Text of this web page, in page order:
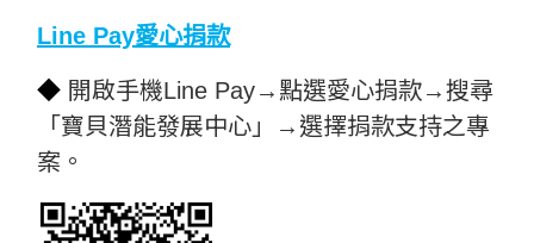
Line Pay愛心捐款
◆ 開啟手機Line Pay→點選愛心捐款→搜尋
「寶貝潛能發展中心」→選擇捐款支持之專
案。